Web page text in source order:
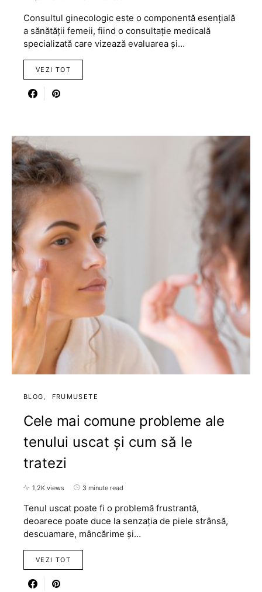
Consultul ginecologic este o componentă esențială
a sănătății femeii, fiind o consultație medicală
specializată care vizează evaluarea și…
VEZI TOT
BLOG FRUMUSETE
Cele mai comune probleme ale
tenului uscat și cum să le
tratezi
1,2K views 3 minute read
Tenul uscat poate fi o problemă frustrantă,
deoarece poate duce la senzația de piele strânsă,
descuamare, mâncărime și…
VEZI TOT